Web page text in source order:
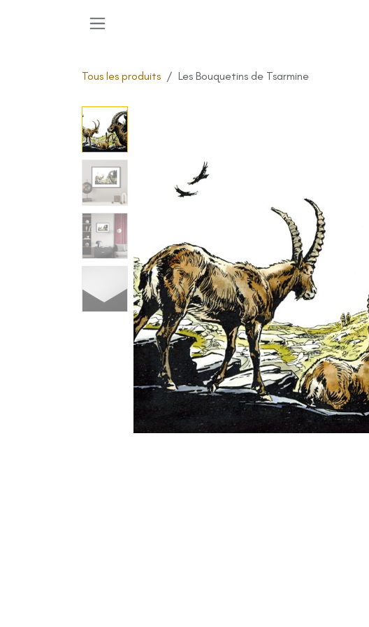
Tous les produits Les Bouquetins de Tsarmine